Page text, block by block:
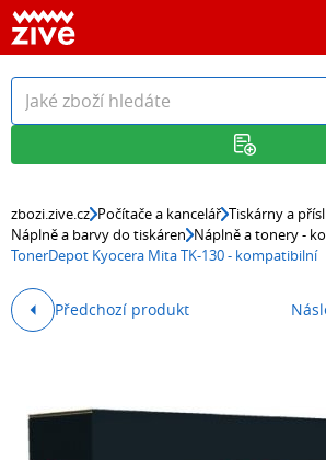
zbozi.zive.cz Počítače a kancelář Tiskárny a
Náplně a barvy do tiskáren Náplně a tonery -
TonerDepot Kyocera Mita TK-130 - kompatibilní
Předchozí produkt